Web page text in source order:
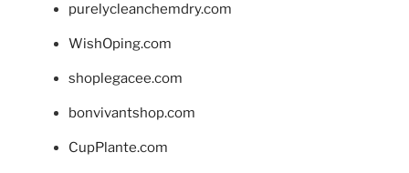
purelycleanchemdry.com
WishOping.com
shoplegacee.com
bonvivantshop.com
CupPlante.com